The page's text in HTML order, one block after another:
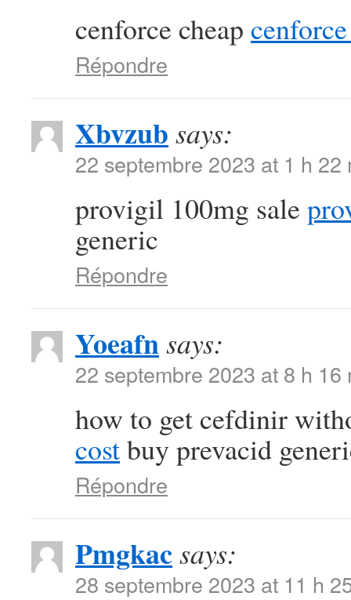
cenforce cheap
Répondre
Xbvzub says:
22 septembre 2023 at 1 h 22
provigil 100mg sale
generic
Répondre
Yoeafnsays:
22 septembre 2023 at 8 h 16
how to get cefdinir
costbuy prevacid
Répondre
Pmgkacsays:
28 septembre 2023 at 11 h